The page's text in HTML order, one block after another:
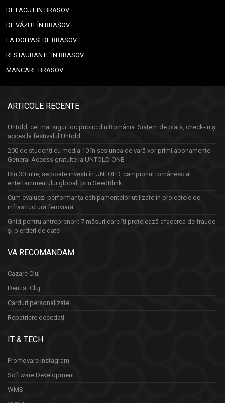
DE FACUT IN BRASOV
DE VĂZUT ÎN BRAȘOV
LA DOI PASI DE BRASOV
RESTAURANTE IN BRASOV
MANCARE BRASOV
ARTICOLE RECENTE
Untold, cel mai sigur loc public din România. Sistem de plată, check-in și
acces la festivalul Untold
200 de studenți cu media 10 în sesiunea de vară vor primi abonamente
General Access gratuite la UNTOLD ONE
Din 30 iulie, se poate investi în UNTOLD, campionul românesc al
entertainmentului global, prin SeedBlink
Cum evaluezi performanța echipamentelor utilizate în proiectele de
infrastructură feroviară
Ghid pentru antreprenori: 7 măsuri care îți protejează afacerea de fraude
și pierderi de date
VA RECOMANDAM
Cazare Cluj
Dentist Cluj
Carduri personalizate
Repatriere decedați
IT & TECH
Promovare Instagram
Software Development
WMS